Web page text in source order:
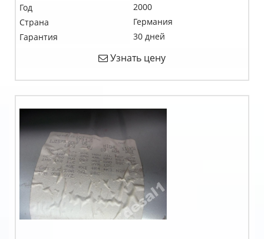
Год
2000
Страна
Германия
Гарантия
30 дней
Узнать цену